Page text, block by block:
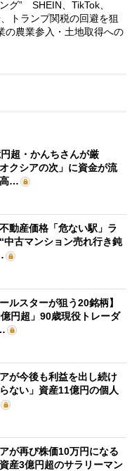
グ” SHEIN、TikTok、
トランプ関税の回避を狙
農業参入・土地取得への
円超・かんちさんが厳
クシアの次」に資金が流
高…
不動産価格「危ない駅」ラ
中古マンション売れ行き鈍
ルスターが狙う20銘柄】
億円超」90歳現役トレーダ
アが今後も利益を出し続け
ない」資産11億円の個人
アが再び株価10万円になる
産3億円超のサラリーマン